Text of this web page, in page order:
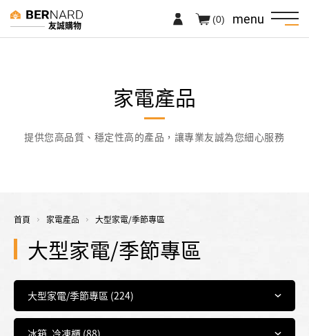
友誠購物 menu
(0)
家電產品
提供您高品質、穩定性高的產品，讓專業友誠為您細心服務
首頁 家電產品 大型家電/季節專區
大型家電/季節專區